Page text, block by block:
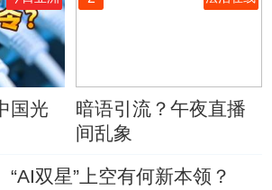
国光
暗语引流？午夜直播
间乱象
“AI双星”上空有何新本领？